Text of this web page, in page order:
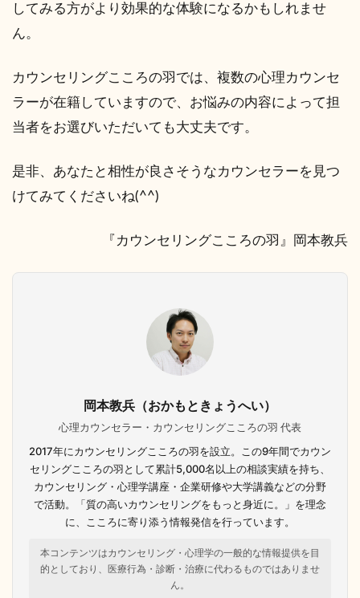
してみる方がより効果的な体験になるかもしれませ
ん。
カウンセリングこころの羽では、複数の心理カウンセ
ラーが在籍していますので、お悩みの内容によって担
当者をお選びいただいても大丈夫です。
是非、あなたと相性が良さそうなカウンセラーを見つ
けてみてくださいね(^^)
『カウンセリングこころの羽』岡本教兵
岡本教兵（おかもときょうへい）
心理カウンセラー・カウンセリングこころの羽 代表
2017年にカウンセリングこころの羽を設立。この9年間でカウン
セリングこころの羽として累計5,000名以上の相談実績を持ち、
カウンセリング・心理学講座・企業研修や大学講義などの分野
で活動。「質の高いカウンセリングをもっと身近に。」を理念
に、こころに寄り添う情報発信を行っています。
本コンテンツはカウンセリング・心理学の一般的な情報提供を目
的としており、医療行為・診断・治療に代わるものではありませ
ん。